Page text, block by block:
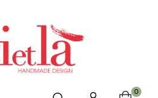
0